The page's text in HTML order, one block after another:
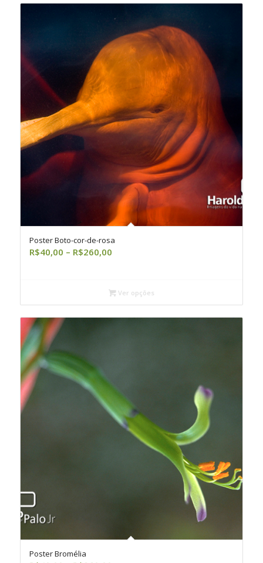
R$260,00
Poster Boto-cor-de-rosa
R$40,00 – R$260,00Faixa
R$40,00
através
R$260,00
Ver opções
Poster Bromélia